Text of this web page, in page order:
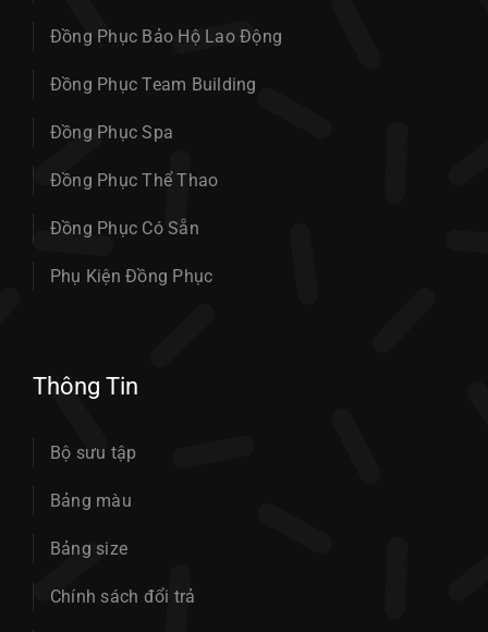
Đồng Phục Bảo Hộ Lao Động
Đồng Phục Team Building
Đồng Phục Spa
Đồng Phục Thể Thao
Đồng Phục Có Sẵn
Phụ Kiện Đồng Phục
Thông Tin
Bộ sưu tập
Bảng màu
Bảng size
Chính sách đổi trả